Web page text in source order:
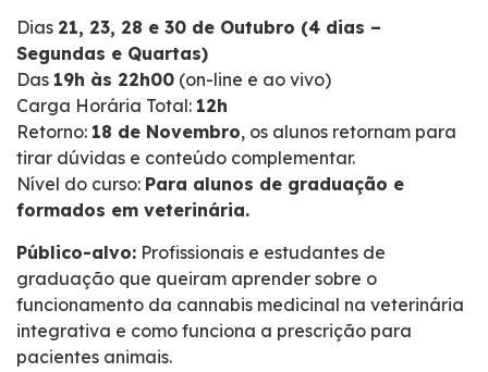
Dias 21, 23, 28 e 30 de Outubro (4 dias –
Segundas e Quartas)
Das 19h às 22h00 (on-line e ao vivo)
Carga Horária Total: 12h
Retorno: 18 de Novembro, os alunos retornam para
tirar dúvidas e conteúdo complementar.
Nível do curso: Para alunos de graduação e
formados em veterinária.
Público-alvo: Profissionais e estudantes de
graduação que queiram aprender sobre o
funcionamento da cannabis medicinal na veterinária
integrativa e como funciona a prescrição para
pacientes animais.